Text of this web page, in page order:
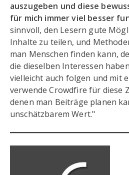
auszugeben und diese
für mich immer viel besser
sinnvoll, den Lesern gute
Inhalte zu teilen, und
man Menschen finden kann,
die dieselben Interessen
vielleicht auch folgen und mit
verwende Crowdfire für diese
denen man Beiträge planen
unschätzbarem Wert."